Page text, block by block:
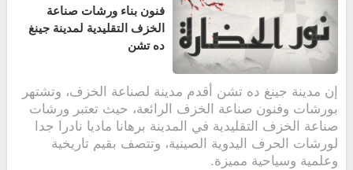
فنون بناء ورشات صناعة
الخزف التقليدية لمدينة جينغ
ده تشن
إن مدينة جينغ ده تشن أقدم مدينة لصناعة الخزف، وتشتهر
بورشات وفنون صناعة الخزف الرائعة، حيث تعتبر ورشات
صناعة الخزف التقليدية في المدينة برهانا ماديا نادرا جدا
لورشات الحرف اليدوية الصينية، وتتصف بقيم تاريخية
وعلمية وسياحية مميزة.